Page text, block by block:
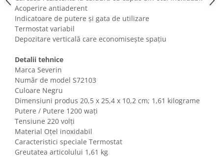
Ceasuri barbatesti
Ceasuri dama
Cutii, curele si accesorii ceasuri
Genti si accesorii femei
Imbracaminte barbati
Imbracaminte femei
Imbracaminte si Incaltaminte copii
Incaltaminte barbati
Incaltaminte femei
Ochelari de soare
Ochelari de vedere
Acoperire antiaderent
Indicatoare de putere și gata de utilizare
Termostat variabil
Depozitare verticală care economisește spațiu
Detalii tehnice
Marca Severin
Număr de model S72103
Culoare Negru
Dimensiuni produs ‎20,5 x 25,4 x 10,2 cm; 1,61 kilograme
Putere / Putere 1200 wați
Tensiune 220 volți
Material Oțel inoxidabil
Caracteristici speciale Termostat
Greutatea articolului 1,61 kg